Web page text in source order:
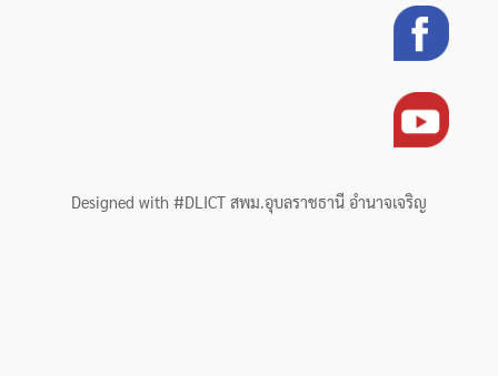
Designed with #DLICT สพม.อุบลราชธานี อำนาจเจริญ